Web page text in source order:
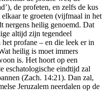
de profeten, en zelfs de kus
te groeten (vijfmaal in het
nergens heilig genoemd. Dat
altijd zijn tegendeel
profane – en die leek er in
heilig is moet immers
is. Het hoort op een
eschatologische eindtijd zal
(Zach. 14:21). Dan zal,
Jeruzalem neerdalen op de